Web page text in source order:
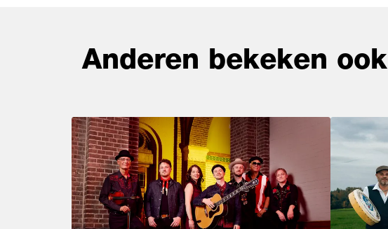
Anderen bekeken ook